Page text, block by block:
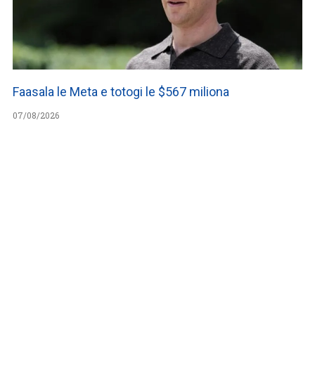
Faasala le Meta e totogi le $567 miliona
07/08/2026